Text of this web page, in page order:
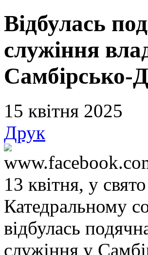
Відбулась
служіння
Самбірсько-
15 квітня 2025
Друк
13 квітня, у
Катедральному
відбулась
служіння у